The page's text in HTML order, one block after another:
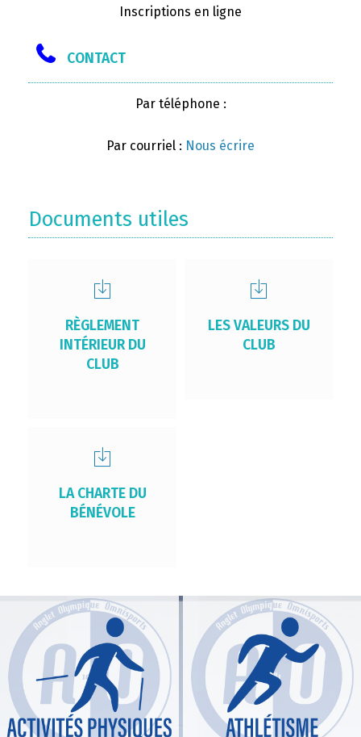
Inscriptions en ligne
CONTACT
Par téléphone :
Par courriel : Nous écrire
Documents utiles
RÈGLEMENT
INTÉRIEUR DU
CLUB
LES VALEURS DU
CLUB
LA CHARTE DU
BÉNÉVOLE